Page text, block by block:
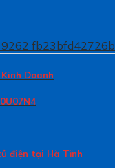
Doanh
điện tại Hà Tĩnh